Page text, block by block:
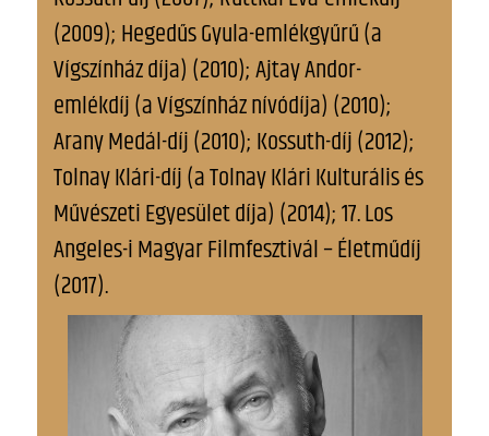
(2009); Hegedűs Gyula-emlékgyűrű (a
Vígszínház díja) (2010); Ajtay Andor-
emlékdíj (a Vígszínház nívódíja) (2010);
Arany Medál-díj (2010); Kossuth-díj (2012);
Tolnay Klári-díj (a Tolnay Klári Kulturális és
Művészeti Egyesület díja) (2014); 17. Los
Angeles-i Magyar Filmfesztivál – Életműdíj
(2017).